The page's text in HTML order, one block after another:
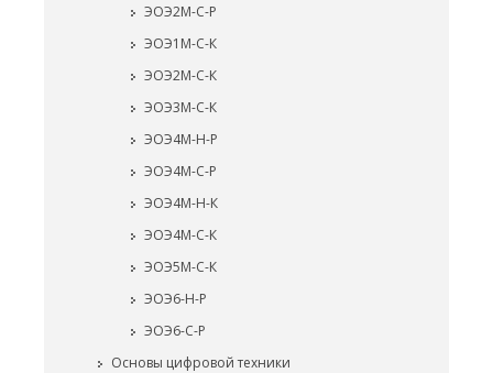
ЭОЭ2М-С-Р
ЭОЭ1М-С-К
ЭОЭ2М-С-К
ЭОЭ3М-С-К
ЭОЭ4М-Н-Р
ЭОЭ4М-С-Р
ЭОЭ4М-Н-К
ЭОЭ4М-С-К
ЭОЭ5М-С-К
ЭОЭ6-Н-Р
ЭОЭ6-С-Р
Основы цифровой техники